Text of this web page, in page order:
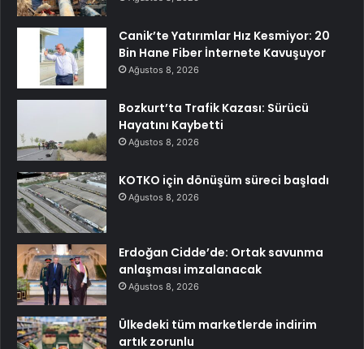
Canik’te Yatırımlar Hız Kesmiyor: 20
Bin Hane Fiber İnternete Kavuşuyor
Ağustos 8, 2026
Bozkurt’ta Trafik Kazası: Sürücü
Hayatını Kaybetti
Ağustos 8, 2026
KOTKO için dönüşüm süreci başladı
Ağustos 8, 2026
Erdoğan Cidde’de: Ortak savunma
anlaşması imzalanacak
Ağustos 8, 2026
Ülkedeki tüm marketlerde indirim
artık zorunlu